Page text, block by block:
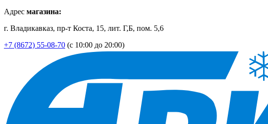
Адрес магазина:
г. Владикавказ, пр-т Коста, 15, лит. Г,Б, пом. 5,6
+7 (8672) 55-08-70 (с 10:00 до 20:00)